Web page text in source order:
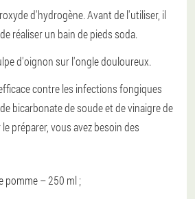
d'hydrogène. Avant de l'utiliser, il
réaliser un bain de pieds soda.
d'oignon sur l'ongle douloureux.
contre les infections fongiques
bicarbonate de soude et de vinaigre de
préparer, vous avez besoin des
pomme – 250 ml ;